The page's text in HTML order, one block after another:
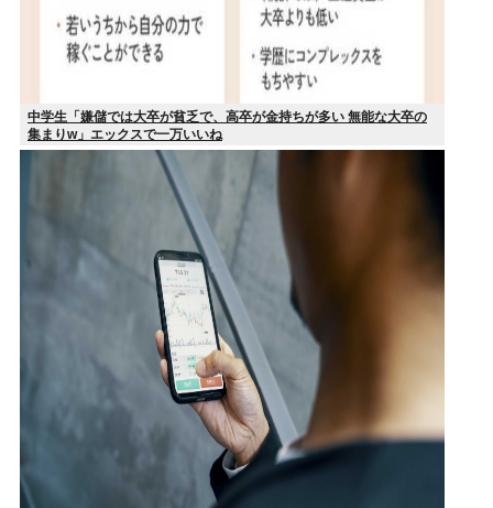
中学生「嫌儲では大卒が貧乏で、高卒が金持ちが多い 無能な大卒の
集まりw」エックスで一万いいね